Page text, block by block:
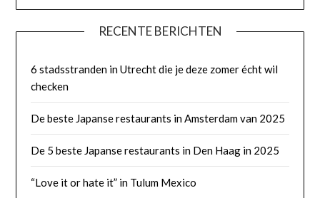
RECENTE BERICHTEN
6 stadsstranden in Utrecht die je deze zomer écht wil
checken
De beste Japanse restaurants in Amsterdam van 2025
De 5 beste Japanse restaurants in Den Haag in 2025
“Love it or hate it” in Tulum Mexico